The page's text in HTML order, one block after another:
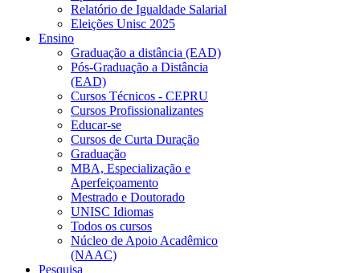
Relatório de Igualdade Salarial
Eleições Unisc 2025
Ensino
Graduação a distância (EAD)
Pós-Graduação a Distância
(EAD)
Cursos Técnicos - CEPRU
Cursos Profissionalizantes
Educar-se
Cursos de Curta Duração
Graduação
MBA, Especialização e
Aperfeiçoamento
Mestrado e Doutorado
UNISC Idiomas
Todos os cursos
Núcleo de Apoio Acadêmico
(NAAC)
Pesquisa